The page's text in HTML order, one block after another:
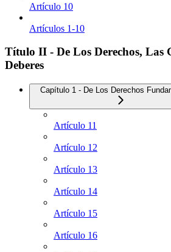
Artículo 10
Artículos 1-10
Título II - De Los Derechos, Las
Deberes
Capítulo 1 - De Los Derechos
Artículo 11
Artículo 12
Artículo 13
Artículo 14
Artículo 15
Artículo 16